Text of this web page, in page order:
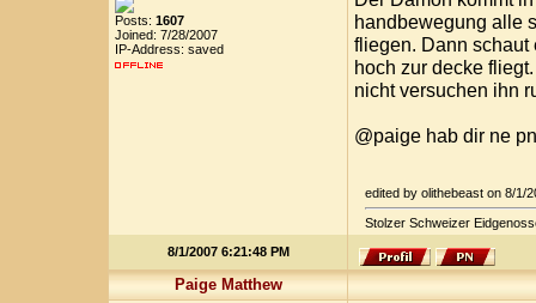
Posts: 1607
Joined: 7/28/2007
IP-Address: saved
handbewegung alle
fliegen. Dann schaut
hoch zur decke
nicht versuchen ihn
@paige hab dir ne
edited by olithebeast on 8/1/
Stolzer Schweizer
8/1/2007 6:21:48 PM
Paige Matthew